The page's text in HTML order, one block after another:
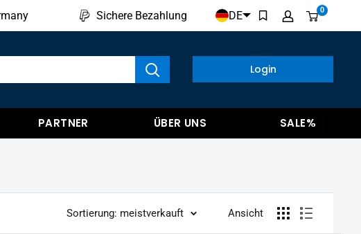
Sichere Bezahlung DE 0
Login
PARTNER ÜBER UNS SALE%
Produkte anzeigen
Sortierung: meistverkauft Ansicht